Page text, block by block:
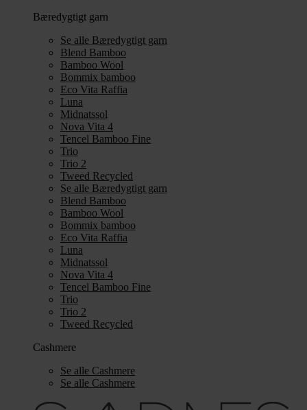
Bæredygtigt garn
Se alle Bæredygtigt garn
Blend Bamboo
Bamboo Wool
Bommix bamboo
Eco Vita Raffia
Luna
Midnatssol
Nova Vita 4
Tencel Bamboo Fine
Trio
Trio 2
Tweed Recycled
Se alle Bæredygtigt garn
Blend Bamboo
Bamboo Wool
Bommix bamboo
Eco Vita Raffia
Luna
Midnatssol
Nova Vita 4
Tencel Bamboo Fine
Trio
Trio 2
Tweed Recycled
Cashmere
Se alle Cashmere
Se alle Cashmere